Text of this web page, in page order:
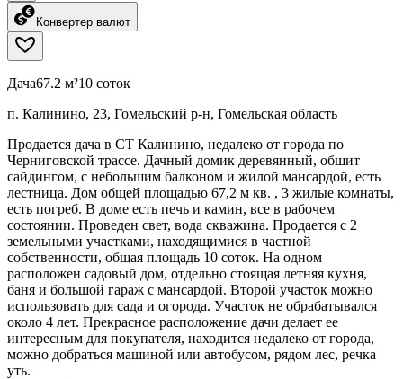
Конвертер валют
Дача67.2 м²10 соток
п. Калинино, 23, Гомельский р-н, Гомельская область
Продается дача в СТ Калинино, недалеко от города по
Черниговской трассе. Дачный домик деревянный, обшит
сайдингом, с небольшим балконом и жилой мансардой, есть
лестница. Дом общей площадью 67,2 м кв. , 3 жилые комнаты,
есть погреб. В доме есть печь и камин, все в рабочем
состоянии. Проведен свет, вода скважина. Продается с 2
земельными участками, находящимися в частной
собственности, общая площадь 10 соток. На одном
расположен садовый дом, отдельно стоящая летняя кухня,
баня и большой гараж с мансардой. Второй участок можно
использовать для сада и огорода. Участок не обрабатывался
около 4 лет. Прекрасное расположение дачи делает ее
интересным для покупателя, находится недалеко от города,
можно добраться машиной или автобусом, рядом лес, речка
уть.